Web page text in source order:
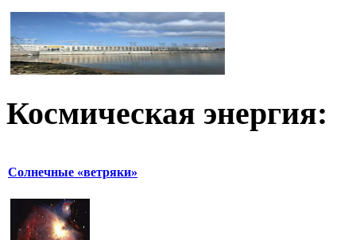
Космическая энергия:
Солнечные «ветряки»